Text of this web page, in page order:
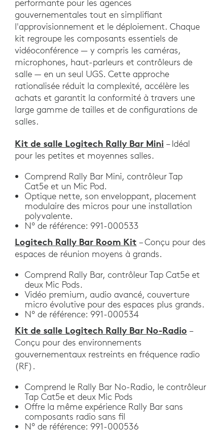
performante pour les agences
gouvernementales tout en simplifiant
l'approvisionnement et le déploiement. Chaque
kit regroupe les composants essentiels de
vidéoconférence — y compris les caméras,
microphones, haut-parleurs et contrôleurs de
salle — en un seul UGS. Cette approche
rationalisée réduit la complexité, accélère les
achats et garantit la conformité à travers une
large gamme de tailles et de configurations de
salles.
Kit de salle Logitech Rally Bar Mini – Idéal
pour les petites et moyennes salles.
Comprend Rally Bar Mini, contrôleur Tap
Cat5e et un Mic Pod.
Optique nette, son enveloppant, placement
modulaire des micros pour une installation
polyvalente.
N° de référence: 991-000533
Logitech Rally Bar Room Kit – Conçu pour des
espaces de réunion moyens à grands.
Comprend Rally Bar, contrôleur Tap Cat5e et
deux Mic Pods.
Vidéo premium, audio avancé, couverture
micro évolutive pour des espaces plus grands.
N° de référence: 991-000534
Kit de salle Logitech Rally Bar No-Radio –
Conçu pour des environnements
gouvernementaux restreints en fréquence radio
(RF).
Comprend le Rally Bar No-Radio, le contrôleur
Tap Cat5e et deux Mic Pods
Offre la même expérience Rally Bar sans
composants radio sans fil
N° de référence: 991-000536